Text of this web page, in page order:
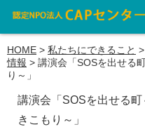
HOME > 私たちにできること >
情報 > 講演会「SOSを出せる
り～」
講演会「SOSを出せる
きこもり～」